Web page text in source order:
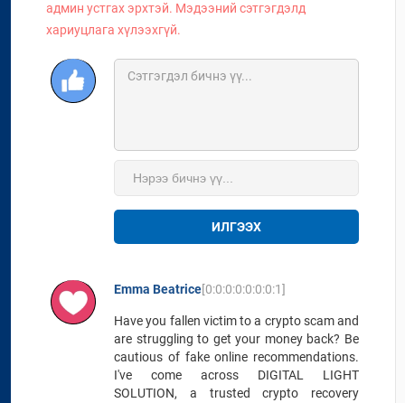
админ устгах эрхтэй. Мэдээний сэтгэгдэлд
хариуцлага хүлээхгүй.
ИЛГЭЭХ
Emma Beatrice[0:0:0:0:0:0:0:1]
Have you fallen victim to a crypto scam and
are struggling to get your money back? Be
cautious of fake online recommendations.
I've come across DIGITAL LIGHT
SOLUTION, a trusted crypto recovery